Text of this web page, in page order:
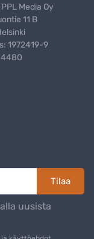
Media Oy
11 B
1972419-9
4480
Tilaa
uusista